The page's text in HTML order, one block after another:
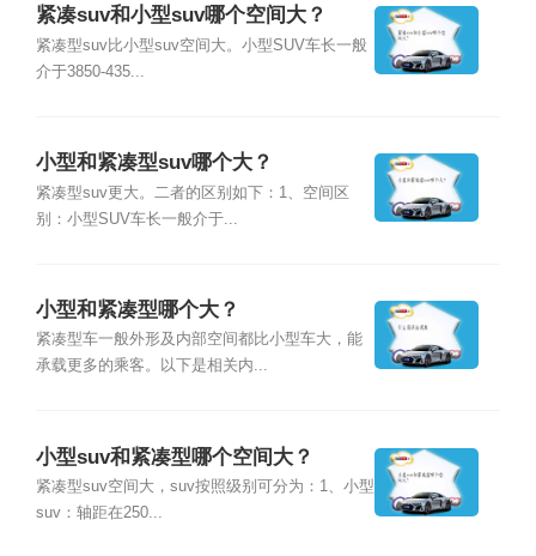
紧凑suv和小型suv哪个空间大？
紧凑型suv比小型suv空间大。小型SUV车长一般
介于3850-435...
小型和紧凑型suv哪个大？
紧凑型suv更大。二者的区别如下：1、空间区
别：小型SUV车长一般介于...
小型和紧凑型哪个大？
紧凑型车一般外形及内部空间都比小型车大，能
承载更多的乘客。以下是相关内...
小型suv和紧凑型哪个空间大？
紧凑型suv空间大，suv按照级别可分为：1、小型
suv：轴距在250...